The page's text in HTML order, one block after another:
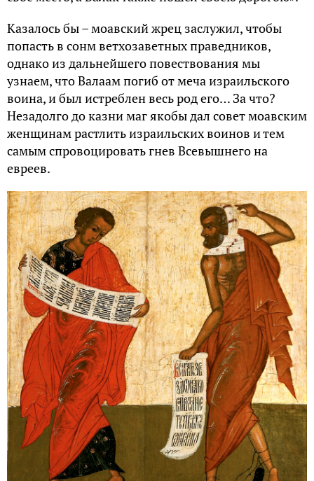
Казалось бы – моавский жрец заслужил, чтобы
попасть в сонм ветхозаветных праведников,
однако из дальнейшего повествования мы
узнаем, что Валаам погиб от меча израильского
воина, и был истреблен весь род его… За что?
Незадолго до казни маг якобы дал совет моавским
женщинам растлить израильских воинов и тем
самым спровоцировать гнев Всевышнего на
евреев.